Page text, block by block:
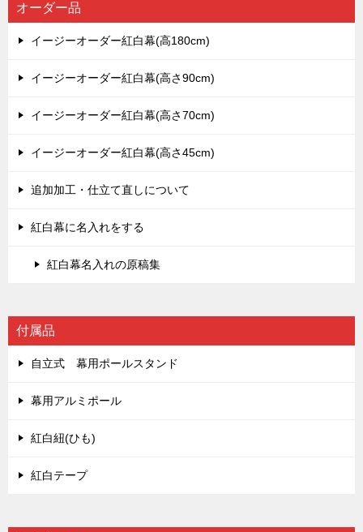
オーダー品
イージーオーダー紅白幕(高180cm)
イージーオーダー紅白幕(高さ90cm)
イージーオーダー紅白幕(高さ70cm)
イージーオーダー紅白幕(高さ45cm)
追加加工・仕立て直しについて
紅白幕に名入れをする
紅白幕名入れの原稿集
付属品
自立式 幕用ポールスタンド
幕用アルミポール
紅白紐(ひも)
紅白テープ